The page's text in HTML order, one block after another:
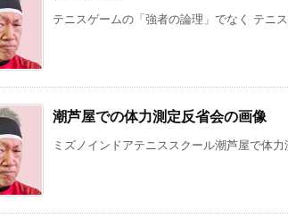
テニスゲームの「強者の論理」でなく テニ
潮芦屋での体力測定反省会の画像
ミズノインドアテニススクール潮芦屋で体